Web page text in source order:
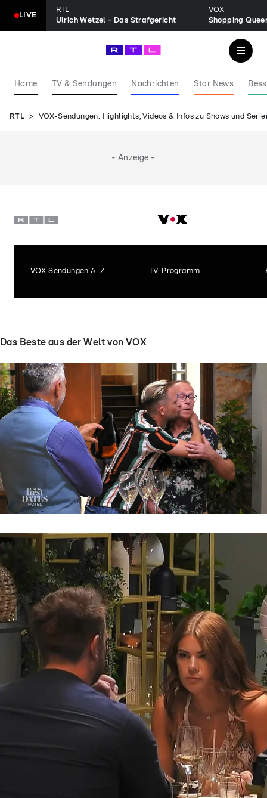
LIVE
RTL
Ulrich Wetzel - Das Strafgericht
VOX
Shopping
Home TV & Sendungen Nachrichten Star News
RTL VOX-Sendungen: Highlights, Videos & Infos zu Shows und
- Anzeige -
VOX Sendungen A-Z TV-Programm
Das Beste aus der Welt von VOX
First Dates Hotel
Andreas und Patrick suchen nach der
großen Liebe